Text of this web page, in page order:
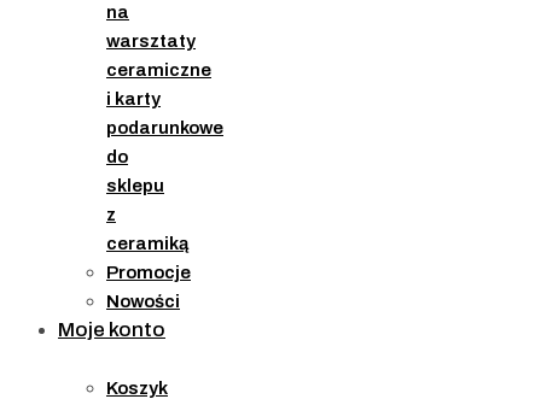
na
warsztaty
ceramiczne
i karty
podarunkowe
do
sklepu
z
ceramiką
Promocje
Nowości
Moje konto
Koszyk